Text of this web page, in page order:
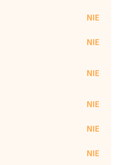
NIE
NIE
NIE
NIE
NIE
NIE